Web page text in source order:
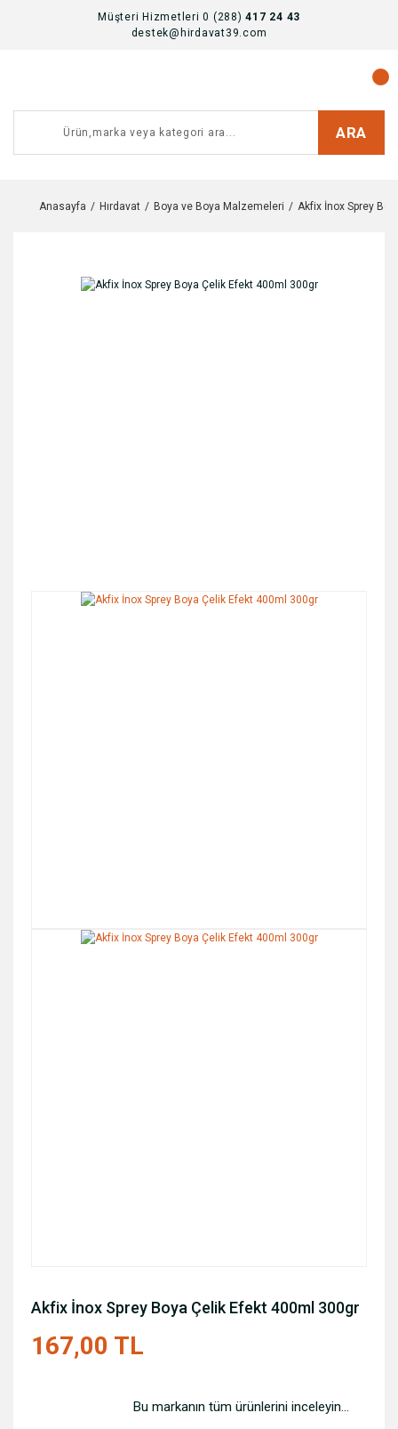
Müşteri Hizmetleri 0 (288)417 24 43
destek@hirdavat39.com
ARA
Anasayfa Hırdavat Boya ve Boya Malzemeleri Akfix İnox Sprey
Akfix İnox Sprey Boya Çelik Efekt 400ml 300gr
167,00 TL
Bu markanın tüm ürünlerini inceleyin...